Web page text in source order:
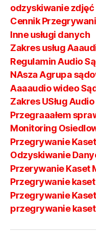
odzyskiwanie
Cennik
Inne usługi danych
Zakres usług
Regulamin Audio
NAsza Agrupa
Aaaaudio wideo
Zakres USług
Przegraaałem
Monitoring
Przegrywanie
Odzyskiwanie
Przerywanie Kaset
Przegrywanie
Przegrywanie
przegrywanie